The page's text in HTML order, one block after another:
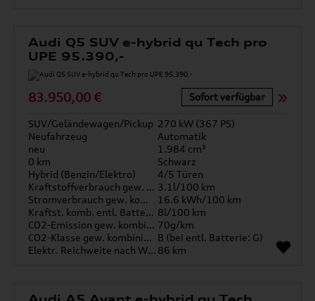
Audi Q5 SUV e-hybrid qu Tech pro
UPE 95.390,-
83.950,00 € Sofort verfügbar
SUV/Geländewagen/Pickup 270 kW (367 PS)
Neufahrzeug
Automatik
neu
1.984 cm³
0 km
Schwarz
Hybrid (Benzin/Elektro)
4/5 Türen
Kraftstoffverbrauch gew. kombiniert 3.1l/100 km
Stromverbrauch gew. kombiniert
16.6 kWh/100 km
Kraftst. komb. entl. Batterie 8l/100 km
CO2-Emission gew. kombiniert 70g/km
CO2-Klasse gew. kombiniert B (bei entl. Batterie: G)
Elektr. Reichweite nach WLTP* 86 km